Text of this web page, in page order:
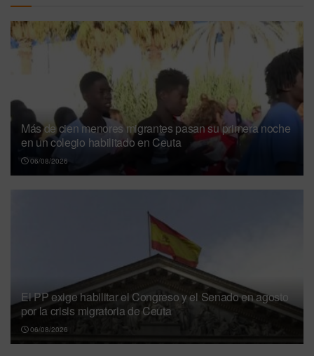
Más de cien menores migrantes pasan su primera noche
en un colegio habilitado en Ceuta
06/08/2026
El PP exige habilitar el Congreso y el Senado en agosto
por la crisis migratoria de Ceuta
06/08/2026